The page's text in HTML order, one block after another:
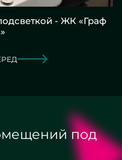
- ЖК «Граф
под